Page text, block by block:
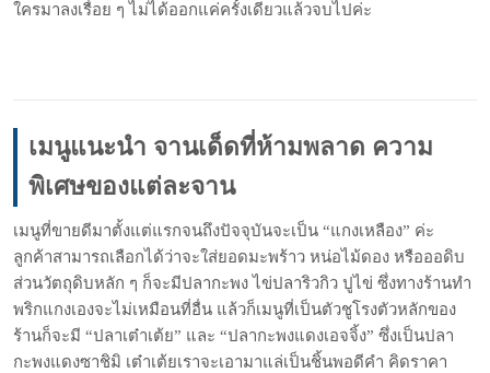
ใครมาลงเรื่อย ๆ ไม่ได้ออกแค่ครั้งเดียวแล้วจบไปค่ะ
เมนูแนะนำ จานเด็ดที่ห้ามพลาด ความ
พิเศษของแต่ละจาน
เมนูที่ขายดีมาตั้งแต่แรกจนถึงปัจจุบันจะเป็น “แกงเหลือง” ค่ะ
ลูกค้าสามารถเลือกได้ว่าจะใส่ยอดมะพร้าว หน่อไม้ดอง หรือออดิบ
ส่วนวัตถุดิบหลัก ๆ ก็จะมีปลากะพง ไข่ปลาริวกิว ปูไข่ ซึ่งทางร้านทำ
พริกแกงเองจะไม่เหมือนที่อื่น แล้วก็เมนูที่เป็นตัวชูโรงตัวหลักของ
ร้านก็จะมี “ปลาเต๋าเต้ย” และ “ปลากะพงแดงเอจจิ้ง” ซึ่งเป็นปลา
กะพงแดงซาชิมิ เต๋าเต้ยเราจะเอามาแล่เป็นชิ้นพอดีคำ คิดราคา